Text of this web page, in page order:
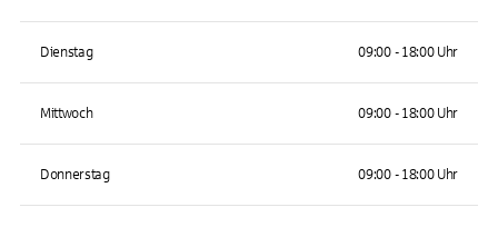
Dienstag 09:00 - 18:00 Uhr
Mittwoch 09:00 - 18:00 Uhr
Donnerstag 09:00 - 18:00 Uhr